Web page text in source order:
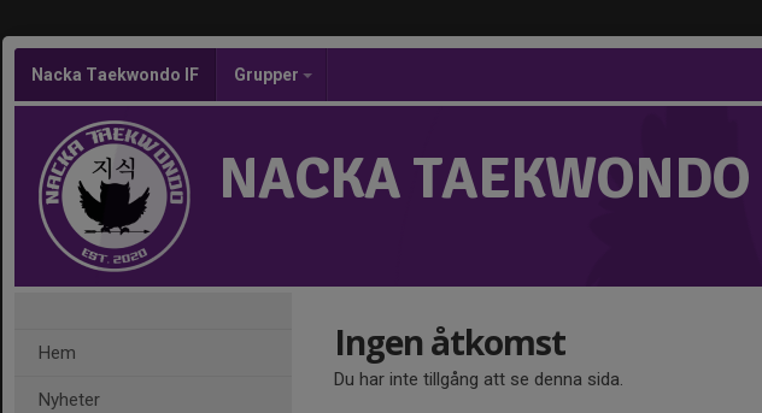
Nacka Taekwondo IF Grupper
NACKA TAEKWONDO
Hem
Nyheter
Ingen åtkomst
Du har inte tillgång att se denna sida.